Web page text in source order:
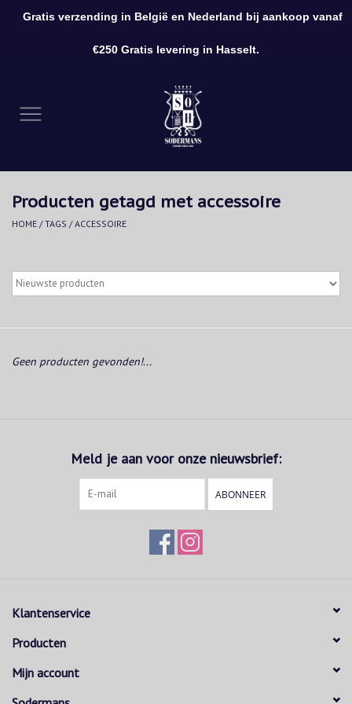
Kleding
Accessoires
Producten getagd met accessoire
HOME /TAGS /ACCESSOIRE
Geen producten gevonden!...
Meld je aan voor onze nieuwsbrief:
ABONNEER
Klantenservice
Producten
Mijn account
Gratis verzending in België en Nederland bij aankoop vanaf
€250 Gratis levering in Hasselt.